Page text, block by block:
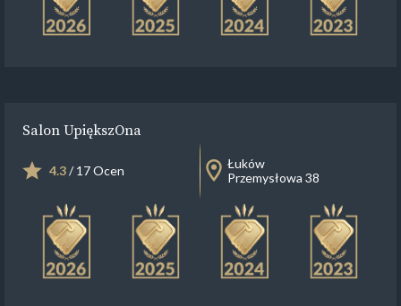
Salon UpiększOna
4.3/ 17 Ocen
Łuków
Przemysłowa 38